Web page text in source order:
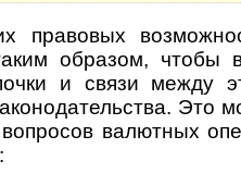
правовых
образом, чтобы
и связи между
Это
валютных